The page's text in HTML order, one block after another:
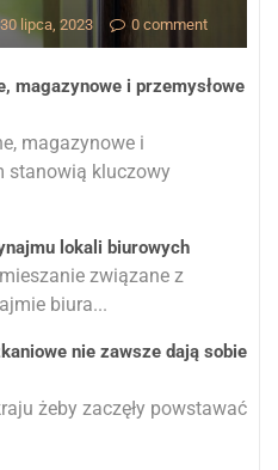
30 lipca, 2023 0 comment
magazynowe i przemysłowe
magazynowe i
stanowią kluczowy
lokali biurowych
związane z
biura...
nie zawsze dają sobie
żeby zaczęły powstawać